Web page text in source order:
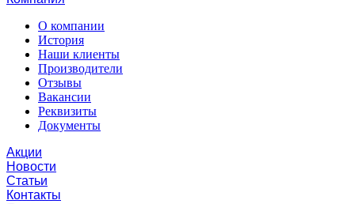
О компании
История
Наши клиенты
Производители
Отзывы
Вакансии
Реквизиты
Документы
Акции
Новости
Статьи
Контакты